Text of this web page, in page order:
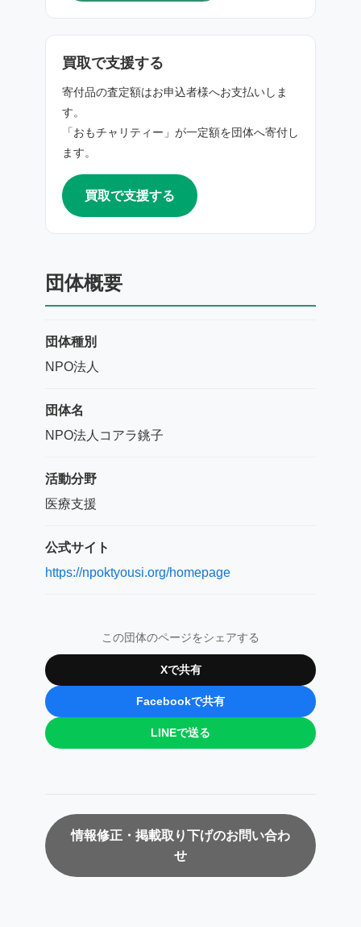
買取で支援する
寄付品の査定額はお申込者様へお支払いしま
す。
「おもチャリティー」が一定額を団体へ寄付し
ます。
買取で支援する
団体概要
団体種別
NPO法人
団体名
NPO法人コアラ銚子
活動分野
医療支援
公式サイト
https://npoktyousi.org/homepage
この団体のページをシェアする
Xで共有
Facebookで共有
LINEで送る
情報修正・掲載取り下げのお問い合わ
せ